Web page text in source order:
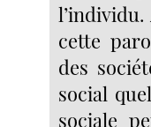
cette
des
social
sociale